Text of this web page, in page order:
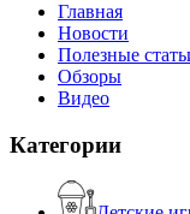
Главная
Новости
Полезные
Обзоры
Видео
Категории